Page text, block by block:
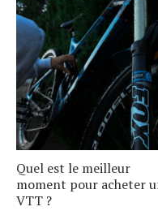
Quel est le meilleur
moment pour acheter
VTT ?